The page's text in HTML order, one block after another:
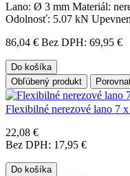
Lano: Ø 3 mm Materiál:
Odolnosť: 5.07 kN
86,04 € Bez DPH: 69,95 €
Do košíka
Obľúbený produkt
Flexibilné nerezové lano 7
22,08 €
Bez DPH: 17,95 €
Do košíka